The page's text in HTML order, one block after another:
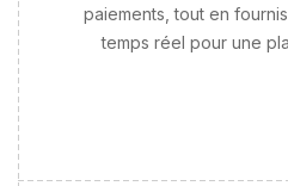
paiements, tout en
temps réel pour une